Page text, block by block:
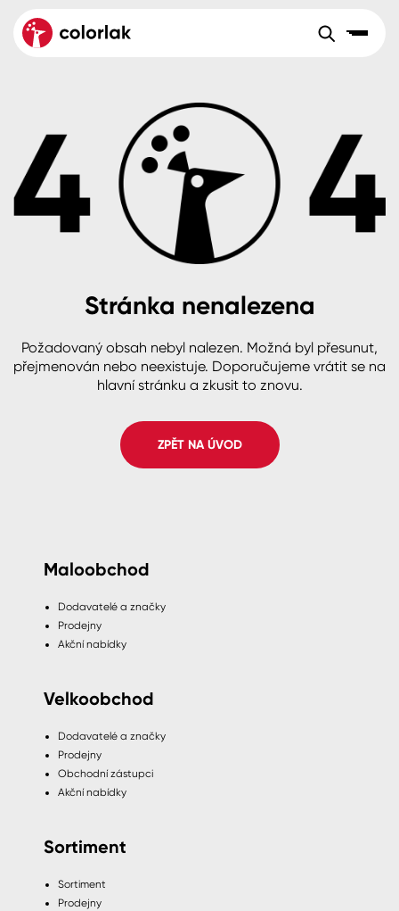
Velkoobchod Sortiment
Aktuality
Reference
O společnosti
B2B +420 800 145 555Po – Pá: 8:00–15:00
Česko
Slovensko Polsko Worldwide
Dřevo
Beton, asfalt, minerální podklady
Plast, sklo, keramika
Stěny
Fasády
Spreje
Colorlak Dekor
Colorlak Profi
Colorlak Pta
Stránka nenalezena
Požadovaný obsah nebyl nalezen. Možná byl přesunut,
přejmenován nebo neexistuje. Doporučujeme vrátit se na
hlavní stránku a zkusit to znovu.
ZPĚT NA ÚVOD
Maloobchod
Dodavatelé a značky
Prodejny
Akční nabídky
Velkoobchod
Dodavatelé a značky
Prodejny
Obchodní zástupci
Akční nabídky
Sortiment
Sortiment
Prodejny